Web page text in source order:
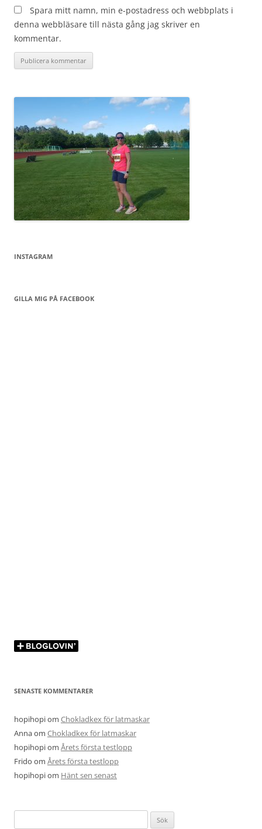
Spara mitt namn, min e-postadress och webbplats i
denna webbläsare till nästa gång jag skriver en
kommentar.
INSTAGRAM
GILLA MIG PÅ FACEBOOK
SENASTE KOMMENTARER
hopihopiom Chokladkex för latmaskar
Annaom Chokladkex för latmaskar
hopihopiom Årets första testlopp
Frido om Årets första testlopp
hopihopiom Hänt sen senast